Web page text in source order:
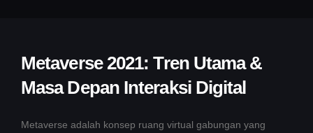
Metaverse 2021: Tren Utama &
Masa Depan Interaksi Digital
Metaverse adalah konsep ruang virtual gabungan yang